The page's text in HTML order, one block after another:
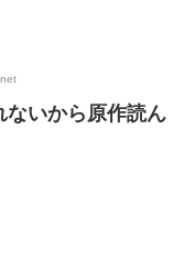
ないから原作読ん